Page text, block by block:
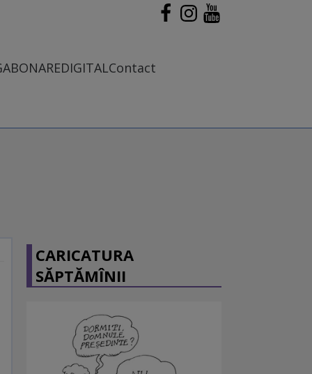
ABONAREDIGITALContact
CARICATURA
SĂPTĂMÎNII